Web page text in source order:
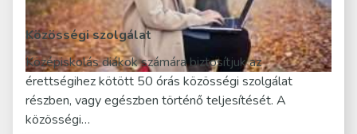
Közösségi szolgálat
Középiskolás diákok számára biztosítjuk az
érettségihez kötött 50 órás közösségi szolgálat
részben, vagy egészben történő teljesítését. A
közösségi…